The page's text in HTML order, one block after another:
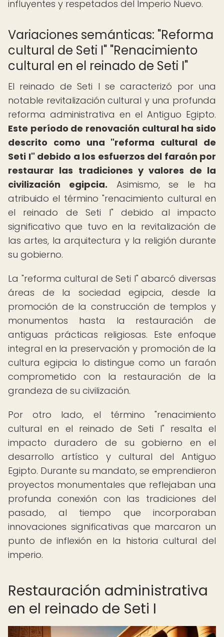
influyentes y respetados del Imperio Nuevo.
Variaciones semánticas: "Reforma
cultural de Seti I" "Renacimiento
cultural en el reinado de Seti I"
El reinado de Seti I se caracterizó por una
notable revitalización cultural y una profunda
reforma administrativa en el Antiguo Egipto.
Este período de renovación cultural ha sido
descrito como una "reforma cultural de
Seti I" debido a los esfuerzos del faraón por
restaurar las tradiciones y valores de la
civilización egipcia. Asimismo, se le ha
atribuido el término "renacimiento cultural en
el reinado de Seti I" debido al impacto
significativo que tuvo en la revitalización de
las artes, la arquitectura y la religión durante
su gobierno.
La "reforma cultural de Seti I" abarcó diversas
áreas de la sociedad egipcia, desde la
promoción de la construcción de templos y
monumentos hasta la restauración de
antiguas prácticas religiosas. Este enfoque
integral en la preservación y promoción de la
cultura egipcia lo distingue como un faraón
comprometido con la restauración de la
grandeza de su civilización.
Por otro lado, el término "renacimiento
cultural en el reinado de Seti I" resalta el
impacto duradero de su gobierno en el
desarrollo artístico y cultural del Antiguo
Egipto. Durante su mandato, se emprendieron
proyectos monumentales que reflejaban una
profunda conexión con las tradiciones del
pasado, al tiempo que incorporaban
innovaciones significativas que marcaron un
punto de inflexión en la historia cultural del
imperio.
Restauración administrativa
en el reinado de Seti I